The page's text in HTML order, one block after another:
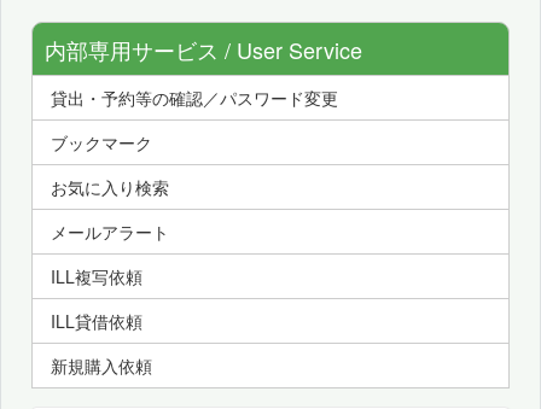
内部専用サービス / User Service
貸出・予約等の確認／パスワード変更
ブックマーク
お気に入り検索
メールアラート
ILL複写依頼
ILL貸借依頼
新規購入依頼